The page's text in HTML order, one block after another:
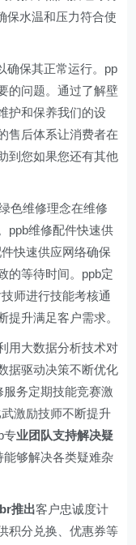
保水温和压力符合使
确保其正常运行。pp
的问题。通过了解壁
护和保养我们的设
售后体系让消费者在
到您如果您还有其他
色维修理念在维修
ppb维修配件快速供
快速供应网络确保
的等待时间。ppb定
师进行技能考核通
升满足客户需求。
用大数据分析技术对
据驱动决策不断优化
务定期技能竞赛激
激励技师不断提升
专业团队支持解决疑
够解决各类疑难杂
推出客户忠诚度计
积分兑换、优惠券等